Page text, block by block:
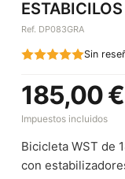
ESTABICILOS
Ref. DP083GRA
Sin
185,00 €
Impuestos incluidos
Bicicleta WST de
con